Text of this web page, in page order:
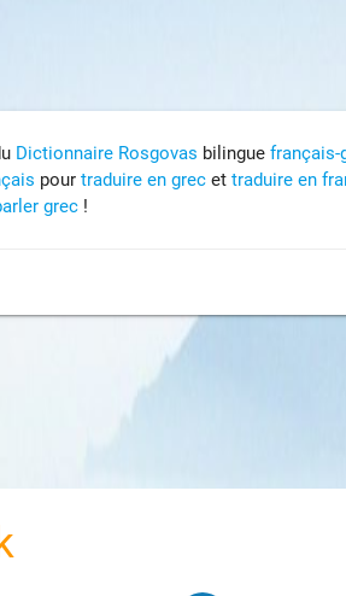
Dictionnaire Rosgovas bilingue français-
pour traduire en grec et traduire en
grec !